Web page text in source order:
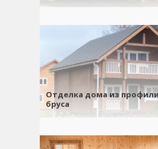
Отделка дома из
бруса